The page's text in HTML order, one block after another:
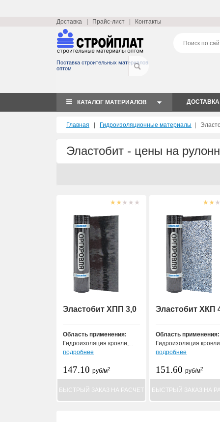
Доставка Прайс-лист Контакты
Поставка строительных материалов
оптом
КАТАЛОГ МАТЕРИАЛОВ ДОСТАВКА
Главная Гидроизоляционные материалы
Эластобит - цены на
Эластобит ХПП 3,0
Область применения:
Гидроизоляция кровли,...
подробнее
147.10 руб/м2
БЫСТРЫЙ ЗАКАЗ НА РАСЧЕТ
Эластобит ХКП
Область применения:
Гидроизоляция
подробнее
151.60 руб/м2
БЫСТРЫЙ ЗАКАЗ НА